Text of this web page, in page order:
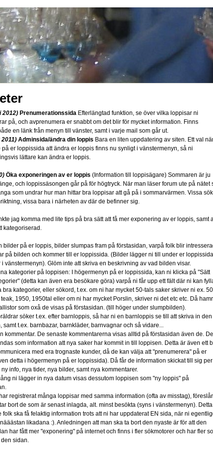
2012) Prenumerationssida Efterlängtad funktion, se över vilka loppisar ni
på, och avprenumera er snabbt om det blir för mycket information. Finns
en länk från menyn till vänster, samt i varje mail som går ut.
Adminsida/ändra din loppis Bara en liten uppdatering av siten. Ett val
på er loppissida att ändra er loppis finns nu synligt i vänstermenyn, så ni
lättare kan ändra er loppis.
Öka exponeringen av er loppis (Information till loppisägare) Sommaren är ju
och loppissäsongen går på för högtryck. När man läser forum ute på nätet
som undrar hur man hittar bra loppisar att gå på i sommarvärmen. Vissa
vissa bara i närheten av där de befinner sig.
jag komma med lite tips på bra sätt att få mer exponering av er loppis, samt
kategoriserad.
bilder på er loppis, bilder slumpas fram på förstasidan, varpå folk blir
på bilden och kommer till er loppissida. (Bilder lägger ni till under er loppissida
i vänstermenyn). Glöm inte att skriva en beskrivning av vad bilden visar.
kategorier på loppisen: I högermenyn på er loppissida, kan ni klicka på "Sätt
(detta kan även era besökare göra) varpå ni får upp ett fält där ni kan
bra kategorier, eller sökord, t.ex. om ni har mycket 50-tals saker skriver ni ex.
1950, 1950tal eller om ni har mycket Porslin, skriver ni det etc etc. Då
som oxå de visas på förstasidan. (till höger under slumpbilden).
söker t.ex. efter barnloppis, så har ni en barnloppis se till att skriva in den
samt t.ex. barnbazar, barnkläder, barnvagnar och så vidare...
kommentar. De senaste kommentarerna visas alltid på förstasidan även de.
som information att nya saker har kommit in till loppisen. Detta är även ett
med era trognaste kunder, då de kan välja att "prenumerera" på er
detta i högermenyn på er loppissida). Då får de information skickat till sig per
info, nya tider, nya bilder, samt nya kommentarer.
ni lägger in nya datum visas dessutom loppisen som "ny loppis" på
registrerat många loppisar med samma information (ofta av misstag), föreslår
bort de som är senast inlagda, alt. minst besökta (syns i vänstermenyn). Detta
folk ska få felaktig information trots att ni har uppdaterat EN sida, när ni
likadana :). Anledningen att man ska ta bort den nyaste är för att den
har fått mer "exponering" på internet och finns i fler sökmotorer och har fler
den sidan.